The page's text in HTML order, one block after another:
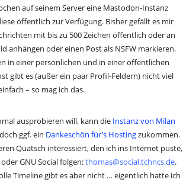
auf seinem Server eine Mastodon-Instanz
öffentlich zur Verfügung. Bisher gefällt es mir
mit bis zu 500 Zeichen öffentlich oder an
anhängen oder einen Post als NSFW markieren.
in einer persönlichen und in einer öffentlichen
gibt es (außer ein paar Profil-Feldern) nicht viel
– so mag ich das.
ausprobieren will, kann die Instanz von Milan
ggf. ein Dankeschön für’s Hostingzukommen.
Quatsch interessiert, den ich ins Internet puste,
GNU Social folgen:thomas@social.tchncs.de.
Timeline gibt es aber nicht … eigentlich hatte ich